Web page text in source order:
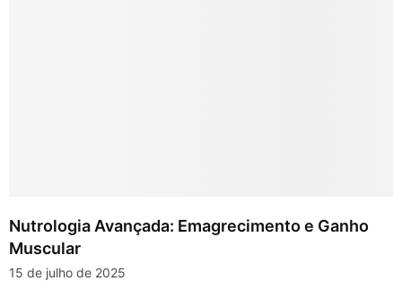
Nutrologia Avançada: Emagrecimento e Ganho
Muscular
15 de julho de 2025